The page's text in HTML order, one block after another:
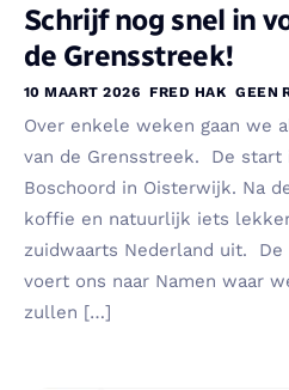
Schrijf nog snel in
de Grensstreek!
10 MAART 2026 FRED HAK GEEN
Over enkele weken gaan we
van de Grensstreek. De start
Boschoord in Oisterwijk. Na
koffie en natuurlijk iets
zuidwaarts Nederland uit. De
voert ons naar Namen waar
zullen […]